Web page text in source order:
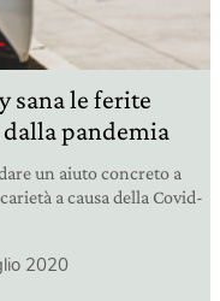
sana le ferite
pandemia
un aiuto concreto a
a causa della Covid-
2020